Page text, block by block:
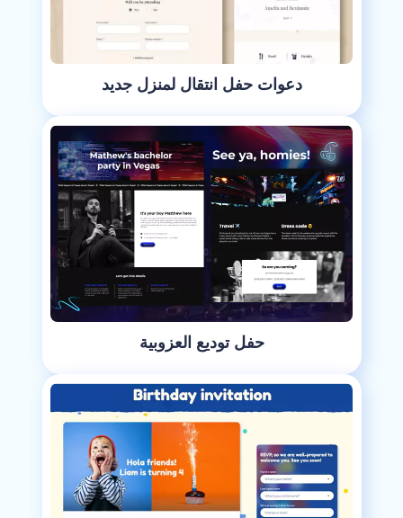
دعوات حفل انتقال لمنزل جديد
حفل توديع العزوبية